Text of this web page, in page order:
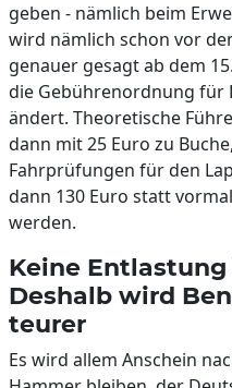
geben - nämlich beim
wird nämlich schon vor
genauer gesagt ab dem
die Gebührenordnung für
ändert. Theoretische
dann mit 25 Euro zu
Fahrprüfungen für den
dann 130 Euro statt
werden.
Keine
Deshalb wird
teurer
Es wird allem Anschein